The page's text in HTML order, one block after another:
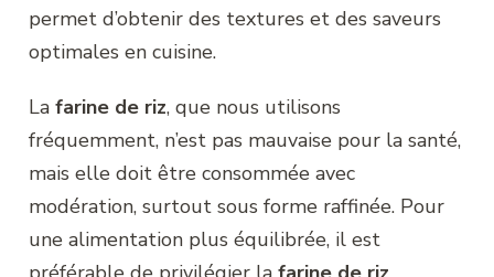
permet d’obtenir des textures et des saveurs
optimales en cuisine.
Lafarine de riz, que nous utilisons
fréquemment, n’est pas mauvaise pour la santé,
mais elle doit être consommée avec
modération, surtout sous forme raffinée. Pour
une alimentation plus équilibrée, il est